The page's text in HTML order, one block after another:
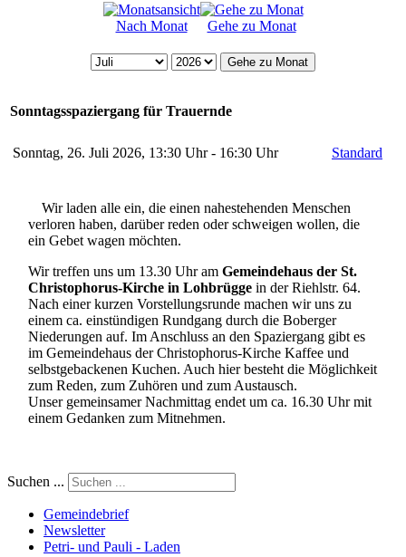
Nach Monat Gehe zu Monat
Gehe zu Monat
Sonntagsspaziergang für Trauernde
Sonntag, 26. Juli 2026, 13:30 Uhr - 16:30 Uhr Standard
Wir laden alle ein, die einen nahestehenden Menschen
verloren haben, darüber reden oder schweigen wollen, die
ein Gebet wagen möchten.
Wir treffen uns um 13.30 Uhr am Gemeindehaus der St.
Christophorus-Kirche in Lohbrügge in der Riehlstr. 64.
Nach einer kurzen Vorstellungsrunde machen wir uns zu
einem ca. einstündigen Rundgang durch die Boberger
Niederungen auf. Im Anschluss an den Spaziergang gibt es
im Gemeindehaus der Christophorus-Kirche Kaffee und
selbstgebackenen Kuchen. Auch hier besteht die Möglichkeit
zum Reden, zum Zuhören und zum Austausch.
Unser gemeinsamer Nachmittag endet um ca. 16.30 Uhr mit
einem Gedanken zum Mitnehmen.
Suchen ...
Gemeindebrief
Newsletter
Petri- und Pauli - Laden